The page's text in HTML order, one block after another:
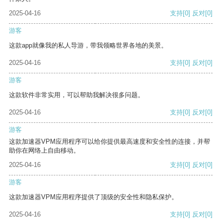
2025-04-16
支持[0] 反对[0]
游客
这款app就像我的私人导游，带我领略世界各地的美景。
2025-04-16 支持[0] 反对[0]
游客
这款软件非常实用，可以帮助我解决很多问题。
2025-04-16 支持[0] 反对[0]
游客
这款加速器VPM应用程序可以给你提供最高速度和安全性的连接，并帮
助你在网络上自由移动。
2025-04-16
支持[0] 反对[0]
游客
这款加速器VPM应用程序提供了顶级的安全性和隐私保护。
2025-04-16 支持[0] 反对[0]